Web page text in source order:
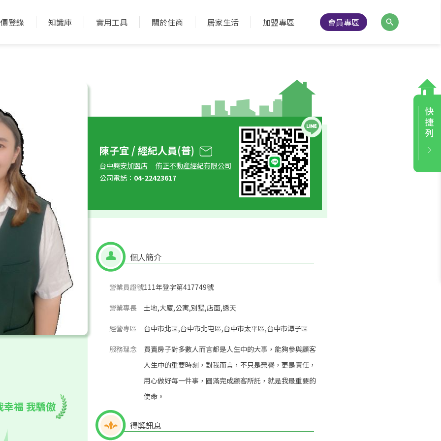
登錄 知識庫 實用工具 關於住商 居家生活 加盟專區 會員專區
幸福 我驕傲
陳子宜 / 經紀人員(普)
台中興安加盟店
侑正不動產經紀有限公司
公司電話： 04-22423617
個人簡介
營業員證號111年登字第417749號
營業專長 土地,大廈,公寓,別墅,店面,透天
經營專區 台中市北區,台中市北屯區,台中市太平區,台中市潭子區
服務理念
買賣房子對多數人而言都是人生中的大事，能夠參與顧客
人生中的重要時刻，對我而言，不只是榮譽，更是責任，
用心做好每一件事，圓滿完成顧客所託，就是我最重要的
使命。
得獎訊息